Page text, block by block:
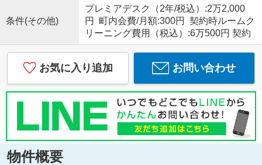
条件(その他)
プレミアデスク（2年/税込）:2万2,000
円 町内会費/月額:300円 契約時ルームク
リーニング費用（税込）:6万500円 契約
お気に入り追加 お問い合わせ
物件概要